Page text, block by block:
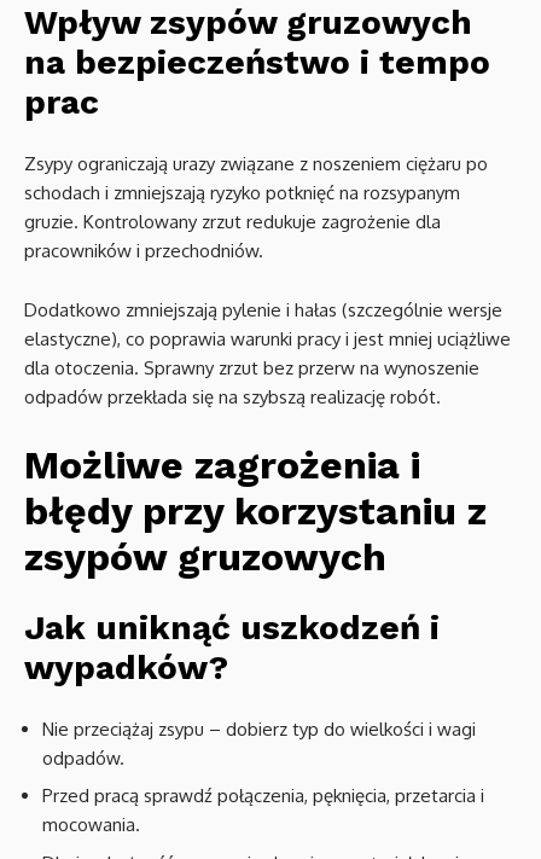
Wpływ zsypów gruzowych
na bezpieczeństwo i tempo
prac
Zsypy ograniczają urazy związane z noszeniem ciężaru po
schodach i zmniejszają ryzyko potknięć na rozsypanym
gruzie. Kontrolowany zrzut redukuje zagrożenie dla
pracowników i przechodniów.
Dodatkowo zmniejszają pylenie i hałas (szczególnie wersje
elastyczne), co poprawia warunki pracy i jest mniej uciążliwe
dla otoczenia. Sprawny zrzut bez przerw na wynoszenie
odpadów przekłada się na szybszą realizację robót.
Możliwe zagrożenia i
błędy przy korzystaniu z
zsypów gruzowych
Jak uniknąć uszkodzeń i
wypadków?
Nie przeciążaj zsypu – dobierz typ do wielkości i wagi
odpadów.
Przed pracą sprawdź połączenia, pęknięcia, przetarcia i
mocowania.